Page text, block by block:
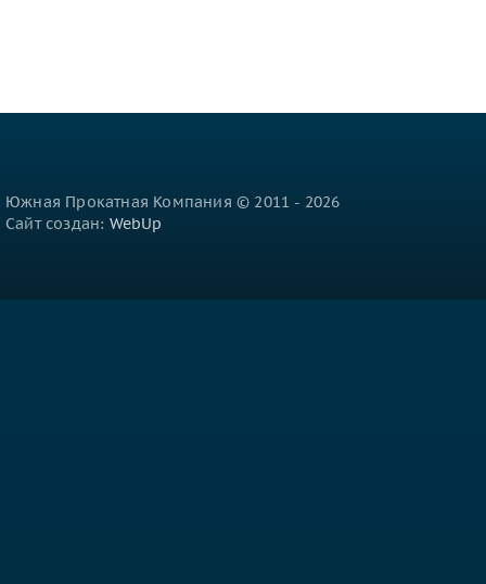
Южная Прокатная Компания © 2011 - 2026
Сайт создан: WebUp